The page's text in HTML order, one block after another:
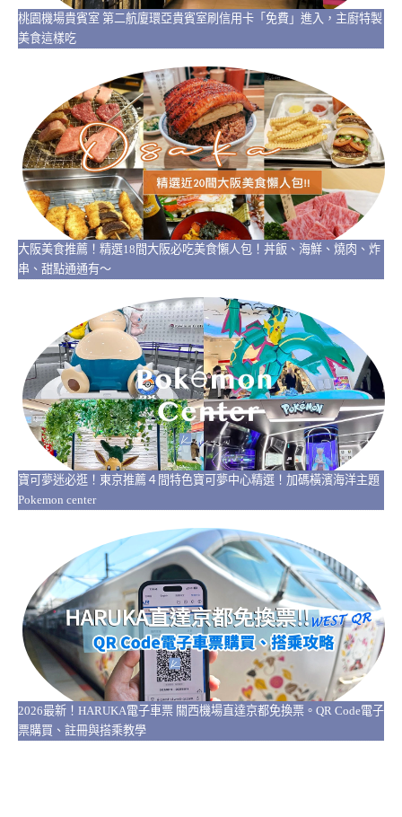
桃園機場貴賓室 第二航廈環亞貴賓室刷信用卡「免費」進入，主廚特製
美食這樣吃
大阪美食推薦！精選18間大阪必吃美食懶人包！丼飯、海鮮、燒肉、炸
串、甜點通通有～
寶可夢迷必逛！東京推薦４間特色寶可夢中心精選！加碼橫濱海洋主題
Pokemon center
2026最新！HARUKA電子車票 關西機場直達京都免換票。QR Code電子
票購買、註冊與搭乘教學